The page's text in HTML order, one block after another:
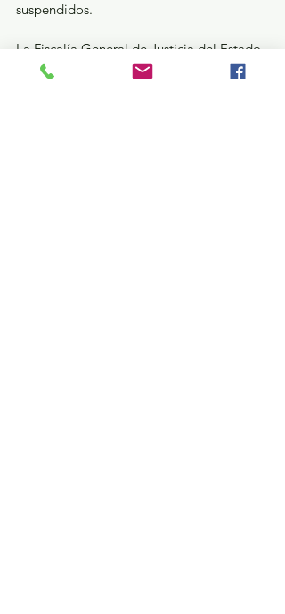
suspendidos.
La Fiscalía General de Justicia del Estado
de México pone a disposición de la